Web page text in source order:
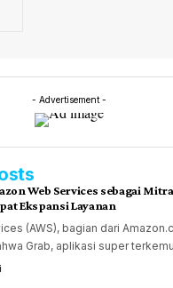
- Advertisement -
Web Services sebagai
Ekspansi Layanan
(AWS), bagian dari
Grab, aplikasi super